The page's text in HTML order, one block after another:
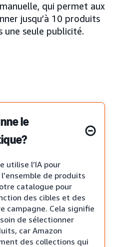
qui permet aux
jusqu’à 10 produits
seule publicité.
le
utilise l’IA pour
de produits
catalogue pour
des cibles et des
campagne. Cela signifie
de sélectionner
car Amazon
des collections qui